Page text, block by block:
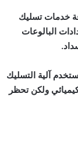
خدمات تسليك
البالوعات
آلية التسليك
ولكن تحظر